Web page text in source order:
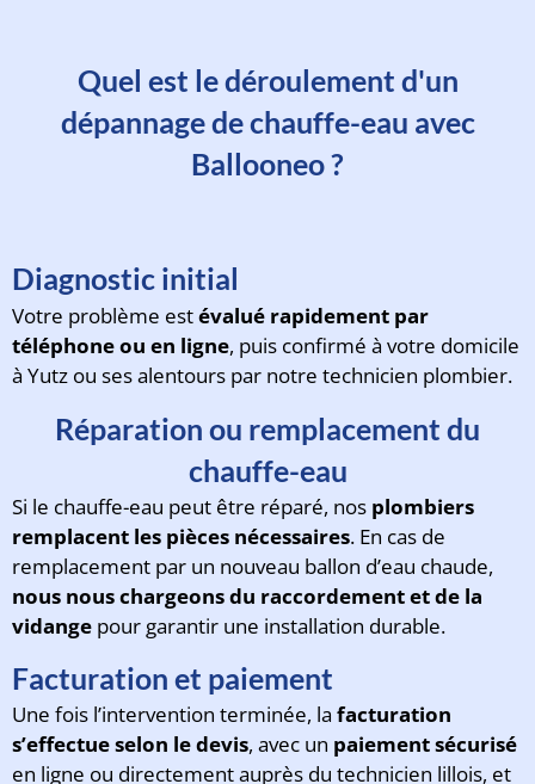
Quel est le déroulement d'un
dépannage de chauffe-eau avec
Ballooneo ?
Diagnostic initial
Votre problème estévalué rapidement par
téléphone ou en ligne, puis confirmé à votre domicile
à Yutz ou ses alentours par notre technicien plombier.
Réparation ou remplacement du
chauffe-eau
Si le chauffe-eau peut être réparé, nos plombiers
remplacent les pièces nécessaires. En cas de
remplacement par un nouveau ballon d’eau chaude,
nous nous chargeons du raccordement et de la
vidange pour garantir une installation durable.
Facturation et paiement
Une fois l’intervention terminée, la facturation
s’effectue selon le devis, avec un paiement sécurisé
en ligne ou directement auprès du technicien lillois, et